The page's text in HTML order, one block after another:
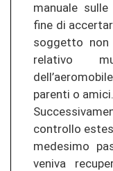
manuale
fine di
soggetto non
relativo
parenti o amici.
controllo
medesimo
veniva